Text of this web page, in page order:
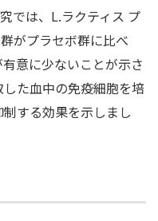
では、L.ラクティス プ
がプラセボ群に比べ
意に少ないことが示さ
た血中の免疫細胞を培
する効果を示しまし